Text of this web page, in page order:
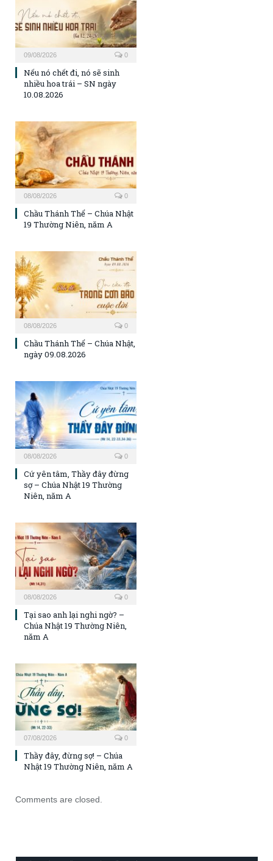
09/08/2026 0
Nếu nó chết đi, nó sẽ sinh
nhiều hoa trái – SN ngày
10.08.2026
08/08/2026 0
Chầu Thánh Thể – Chúa Nhật
19 Thường Niên, năm A
08/08/2026 0
Chầu Thánh Thể – Chúa Nhật,
ngày 09.08.2026
08/08/2026 0
Cứ yên tâm, Thầy đây đừng
sợ – Chúa Nhật 19 Thường
Niên, năm A
08/08/2026 0
Tại sao anh lại nghi ngờ? –
Chúa Nhật 19 Thường Niên,
năm A
07/08/2026 0
Thầy đây, đừng sợ! – Chúa
Nhật 19 Thường Niên, năm A
Comments are closed.